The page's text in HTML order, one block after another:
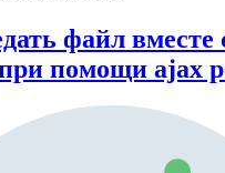
файл вместе
помощи ajax